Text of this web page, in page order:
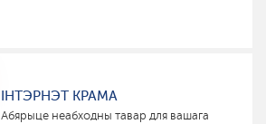
ІНТЭРНЭТ КРАМА
Абярыце неабходны тавар для вашага